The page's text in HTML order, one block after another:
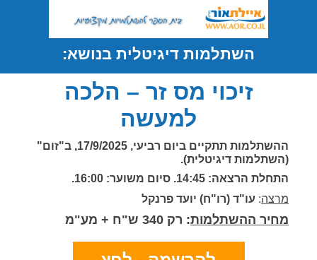
השתלמות דיגיטלית בנושא:
זיכוי מס זר – הלכה
למעשה
ההשתלמות תתקיים ביום רביעי,
17/9/2025, ב"זום"
(השתלמות דיגיטלית).
התחלת הרצאה: 14:45.
סיום משוער: 16:00.
מרצה: עו"ד (רו"ח) יועד פרנקל
מחיר ההשתלמות: רק 340 ש"ח + מע"מ